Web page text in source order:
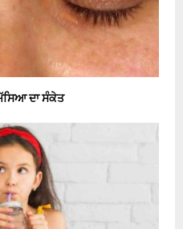
ਦਾ ਸੰਕੇਤ